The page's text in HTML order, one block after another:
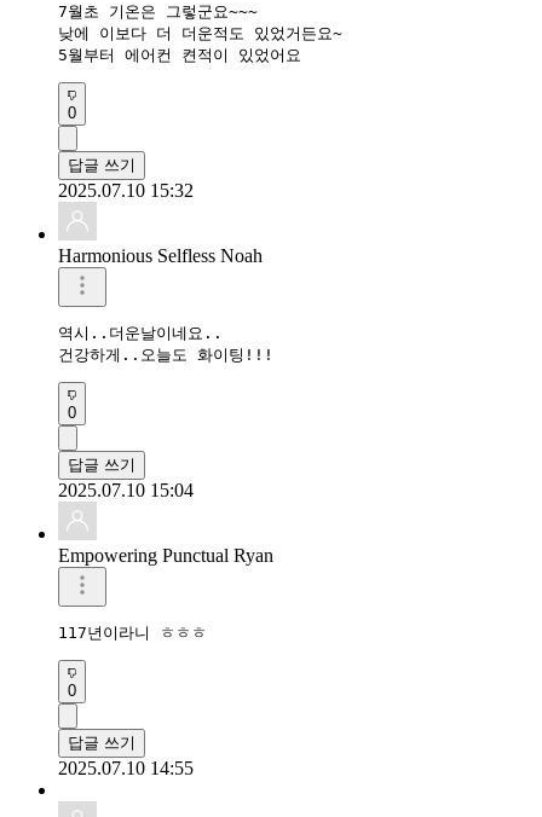
7월초 기온은 그렇군요~~~
낮에 이보다 더 더운적도 있었거든요~
5월부터 에어컨 켠적이 있었어요
0
답글 쓰기
2025.07.10 15:32
Harmonious Selfless Noah
역시..더운날이네요..
건강하게..오늘도 화이팅!!!
0
답글 쓰기
2025.07.10 15:04
Empowering Punctual Ryan
117년이라니 ㅎㅎㅎ
0
답글 쓰기
2025.07.10 14:55